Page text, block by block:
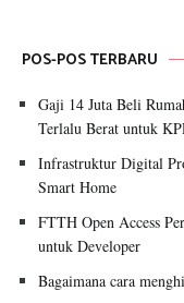
POS-POS TERBARU
Gaji 14 Juta Beli
Terlalu Berat untuk
Infrastruktur Digital
Smart Home
FTTH Open Access
untuk Developer
Bagaimana cara